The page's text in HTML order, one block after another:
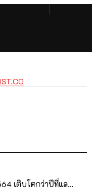
เติบโตกว่าปีที่แล…